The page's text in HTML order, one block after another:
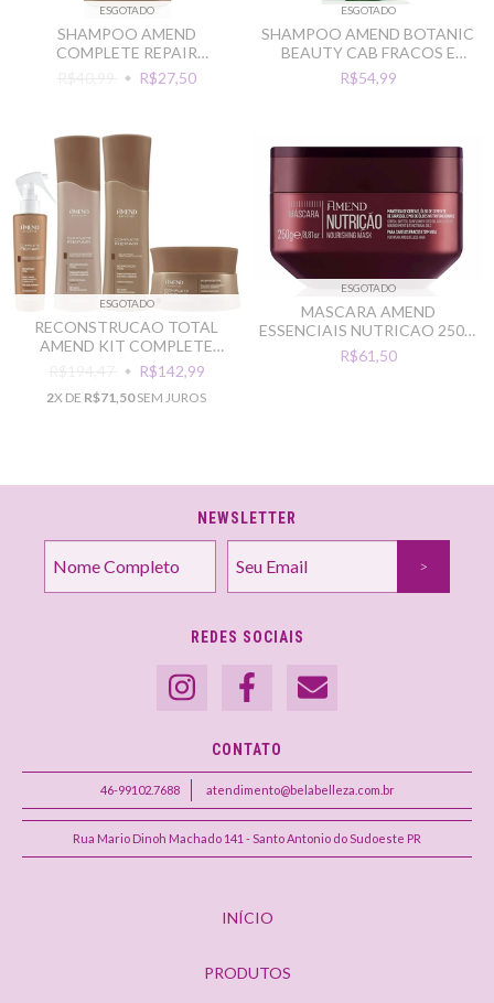
ESGOTADO
SHAMPOO AMEND
COMPLETE REPAIR
RECONSTRUTOR 250ML
R$40,99 R$27,50
ESGOTADO
SHAMPOO AMEND BOTANIC
BEAUTY CAB FRACOS E
QUEBRADICOS 250ML
R$54,99
ESGOTADO
RECONSTRUCAO TOTAL
AMEND KIT COMPLETE
REPAIR
R$194,47 R$142,99
2X DE R$71,50SEM JUROS
ESGOTADO
MASCARA AMEND
ESSENCIAIS NUTRICAO 250G
NOURISHING MASK
R$61,50
NEWSLETTER
REDES SOCIAIS
CONTATO
46-99102.7688 atendimento@belabelleza.com.br
Rua Mario Dinoh Machado 141 - Santo Antonio do Sudoeste PR
INÍCIO
PRODUTOS